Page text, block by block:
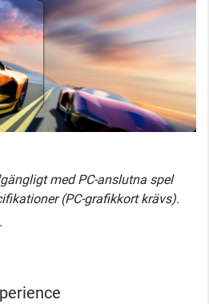
med PC-anslutna spel
(PC-grafikkort krävs).